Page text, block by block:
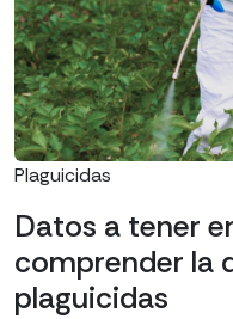
Plaguicidas
Datos a tener
comprender la
plaguicidas